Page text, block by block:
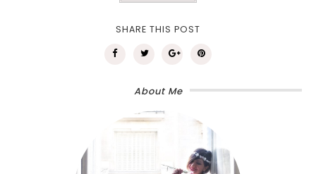
SHARE THIS POST
About Me